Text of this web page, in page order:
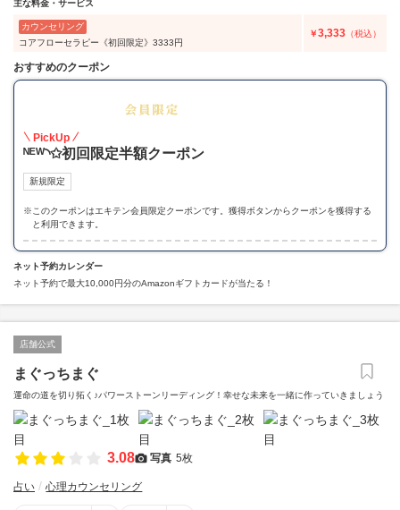
主な料金・サービス
カウンセリング
コアフローセラピー《初回限定》3333円
￥3,333 （税込）
おすすめのクーポン
PickUp
ᴺᴱᵂ◝✩初回限定半額クーポン
新規限定
※ このクーポンはエキテン会員限定クーポンです。獲得ボタンからクーポンを獲得する
と利用できます。
ネット予約カレンダー
ネット予約で最大10,000円分のAmazonギフトカードが当たる！
店舗公式
まぐっちまぐ
運命の道を切り拓く♪パワーストーンリーディング！幸せな未来を一緒に作っていきましょう
3.08 写真 5枚
占い 心理カウンセリング